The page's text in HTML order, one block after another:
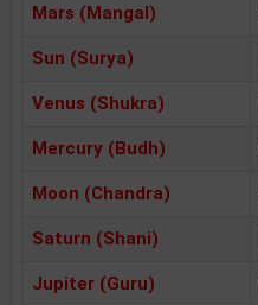
Mars (Mangal)
Sun (Surya)
Venus (Shukra)
Mercury (Budh)
Moon (Chandra)
Saturn (Shani)
Jupiter (Guru)